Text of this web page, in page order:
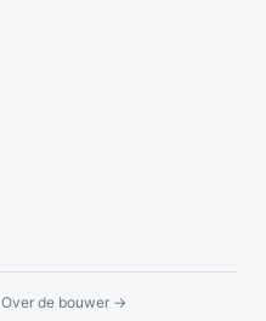
Over de bouwer →